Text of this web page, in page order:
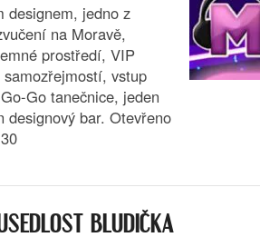
designem, jedno z
na Moravě,
prostředí, VIP
vstup
Go tanečnice, jeden
designový bar. Otevřeno
BLUDIČKA